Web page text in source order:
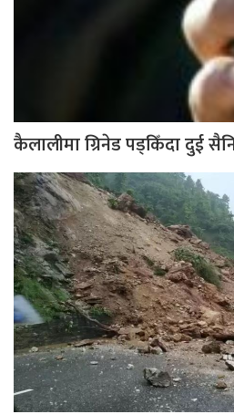
कैलालीमा ग्रिनेड पड्किँदा दुई